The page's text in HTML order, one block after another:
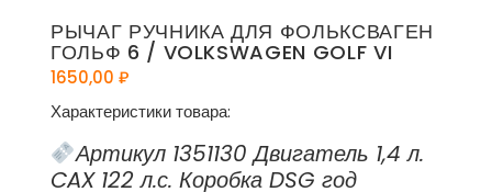
РЫЧАГ РУЧНИКА ДЛЯ ФОЛЬКСВАГЕН
ГОЛЬФ 6 / VOLKSWAGEN GOLF VI
1650,00 ₽
Характеристики товара:
Артикул 1351130 Двигатель 1,4 л.
CAX 122 л.с. Коробка DSG год